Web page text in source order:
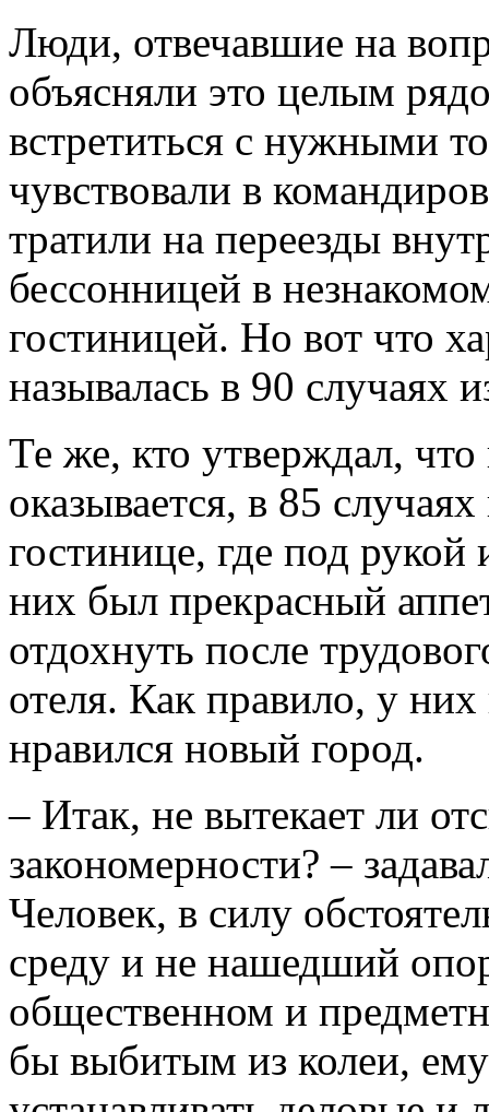
Люди, отвечавшие на
объясняли это целым
встретиться с нужными
чувствовали в
тратили на переезды
бессонницей в
гостиницей. Но вот что
называлась в 90 случаях
Те же, кто утверждал,
оказывается, в 85
гостинице, где под
них был прекрасный
отдохнуть после
отеля. Как правило, у
нравился новый город.
– Итак, не вытекает ли
закономерности? –
Человек, в силу
среду и не нашедший
общественном и
бы выбитым из колеи,